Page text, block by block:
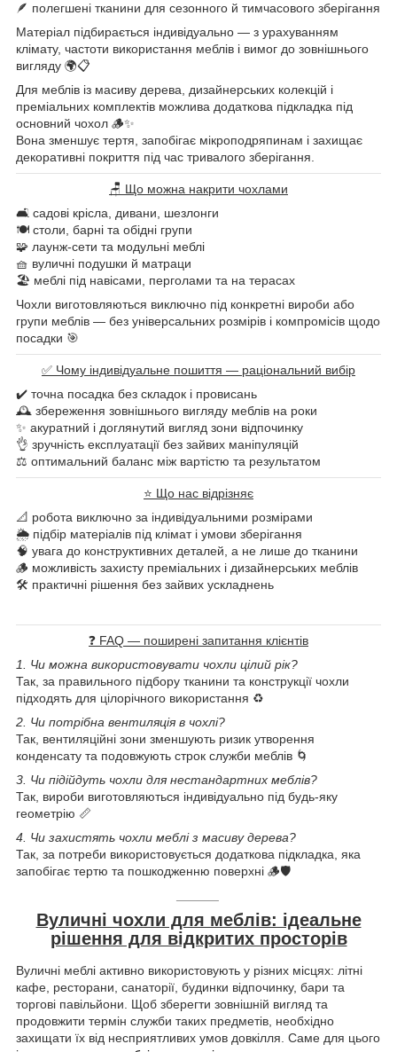
🪶 полегшені тканини для сезонного й тимчасового зберігання
Матеріал підбирається індивідуально — з урахуванням
клімату, частоти використання меблів і вимог до зовнішнього
вигляду 🌍📋
Для меблів із масиву дерева, дизайнерських колекцій і
преміальних комплектів можлива додаткова підкладка під
основний чохол 🪵✨
Вона зменшує тертя, запобігає мікроподряпинам і захищає
декоративні покриття під час тривалого зберігання.
🪑 Що можна накрити чохлами
🛋 садові крісла, дивани, шезлонги
🍽 столи, барні та обідні групи
🧩 лаунж-сети та модульні меблі
🧺 вуличні подушки й матраци
🏖 меблі під навісами, перголами та на терасах
Чохли виготовляються виключно під конкретні вироби або
групи меблів — без універсальних розмірів і компромісів щодо
посадки 🎯
✅ Чому індивідуальне пошиття — раціональний вибір
✔️ точна посадка без складок і провисань
🕰 збереження зовнішнього вигляду меблів на роки
✨ акуратний і доглянутий вигляд зони відпочинку
👌 зручність експлуатації без зайвих маніпуляцій
⚖️ оптимальний баланс між вартістю та результатом
⭐ Що нас відрізняє
📐 робота виключно за індивідуальними розмірами
🌦 підбір матеріалів під клімат і умови зберігання
🧠 увага до конструктивних деталей, а не лише до тканини
🪵 можливість захисту преміальних і дизайнерських меблів
🛠 практичні рішення без зайвих ускладнень
❓ FAQ — поширені запитання клієнтів
1. Чи можна використовувати чохли цілий рік?
Так, за правильного підбору тканини та конструкції чохли
підходять для цілорічного використання ♻️
2. Чи потрібна вентиляція в чохлі?
Так, вентиляційні зони зменшують ризик утворення
конденсату та подовжують строк служби меблів 🌀
3. Чи підійдуть чохли для нестандартних меблів?
Так, вироби виготовляються індивідуально під будь-яку
геометрію 📏
4. Чи захистять чохли меблі з масиву дерева?
Так, за потреби використовується додаткова підкладка, яка
запобігає тертю та пошкодженню поверхні 🪵🛡
Вуличні чохли для меблів: ідеальне
рішення для відкритих просторів
Вуличні меблі активно використовують у різних місцях: літні
кафе, ресторани, санаторії, будинки відпочинку, бари та
торгові павільйони. Щоб зберегти зовнішній вигляд та
продовжити термін служби таких предметів, необхідно
захищати їх від несприятливих умов довкілля. Саме для цього